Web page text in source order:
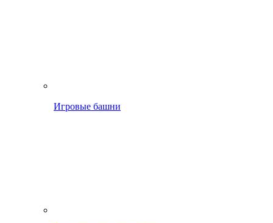
Игровые башни